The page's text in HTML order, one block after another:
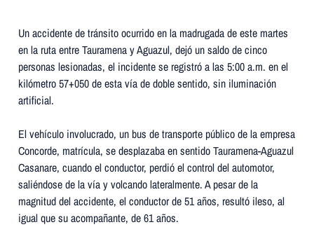
Un accidente de tránsito ocurrido en la madrugada de este martes
en la ruta entre Tauramena y Aguazul, dejó un saldo de cinco
personas lesionadas, el incidente se registró a las 5:00 a.m. en el
kilómetro 57+050 de esta vía de doble sentido, sin iluminación
artificial.
El vehículo involucrado, un bus de transporte público de la empresa
Concorde, matrícula, se desplazaba en sentido Tauramena-Aguazul
Casanare, cuando el conductor, perdió el control del automotor,
saliéndose de la vía y volcando lateralmente. A pesar de la
magnitud del accidente, el conductor de 51 años, resultó ileso, al
igual que su acompañante, de 61 años.